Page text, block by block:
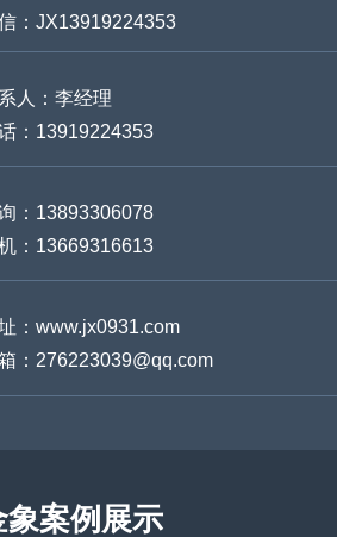
：JX13919224353
人：李经理
：13919224353
：13893306078
：13669316613
：www.jx0931.com
：276223039@qq.com
象案例展示